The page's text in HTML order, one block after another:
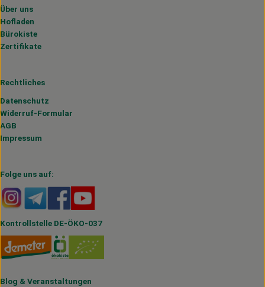
Über uns
Hofladen
Bürokiste
Zertifikate
Rechtliches
Datenschutz
Widerruf-Formular
AGB
Impressum
Folge uns auf:
Externer Link zu https://www.instagram.com/
Externer Link zu https://t.me/s/hofmahlitzsch
Externer Link zu https://www.facebook.com/
Kontrollstelle DE-ÖKO-037
Blog & Veranstaltungen